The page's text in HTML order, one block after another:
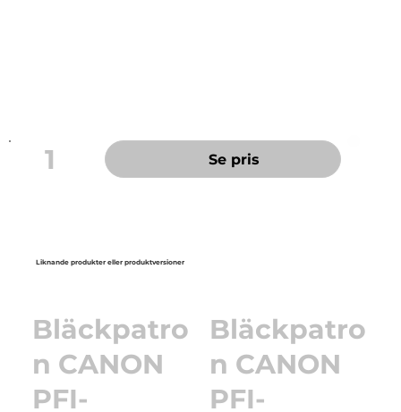
1 Se pris
Liknande produkter eller produktversioner
Bläckpatro
n CANON
PFI-
Bläckpatro
n CANON
PFI-